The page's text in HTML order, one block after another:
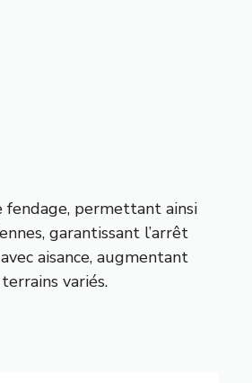
fendage, permettant ainsi
garantissant l’arrêt
aisance, augmentant
variés.